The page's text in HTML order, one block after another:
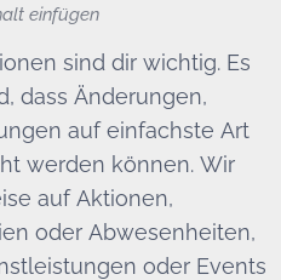
einfügen
sind dir wichtig. Es
dass Änderungen,
auf einfachste Art
werden können. Wir
auf Aktionen,
oder Abwesenheiten,
oder Events